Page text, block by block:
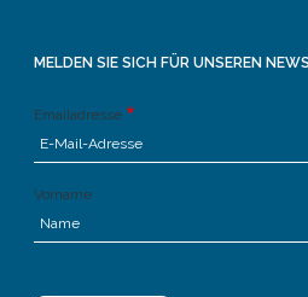
MELDEN SIE SICH FÜR UNSEREN
Emailadresse
Vorname